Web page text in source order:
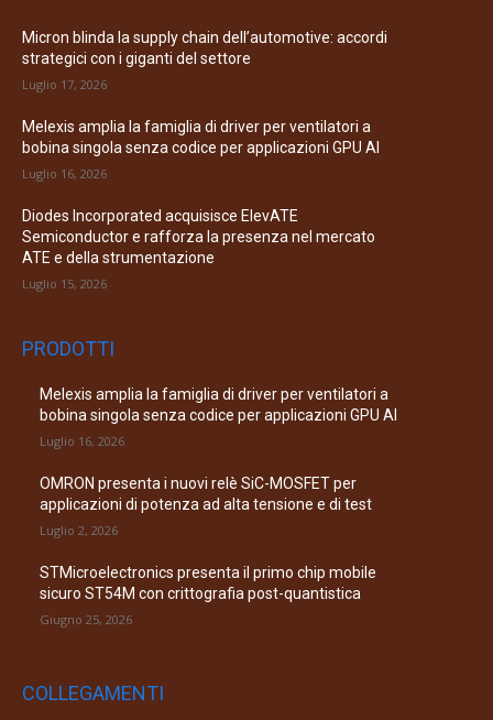
Micron blinda la supply chain dell’automotive: accordi
strategici con i giganti del settore
Luglio 17, 2026
Melexis amplia la famiglia di driver per ventilatori a
bobina singola senza codice per applicazioni GPU AI
Luglio 16, 2026
Diodes Incorporated acquisisce ElevATE
Semiconductor e rafforza la presenza nel mercato
ATE e della strumentazione
Luglio 15, 2026
PRODOTTI
Melexis amplia la famiglia di driver per ventilatori a
bobina singola senza codice per applicazioni GPU AI
Luglio 16, 2026
OMRON presenta i nuovi relè SiC-MOSFET per
applicazioni di potenza ad alta tensione e di test
Luglio 2, 2026
STMicroelectronics presenta il primo chip mobile
sicuro ST54M con crittografia post-quantistica
Giugno 25, 2026
COLLEGAMENTI